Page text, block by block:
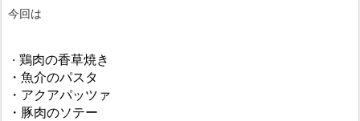
今回は
・ 鶏肉の香草焼き
・ 魚介のパスタ
・ アクアパッツァ
・ 豚肉のソテー